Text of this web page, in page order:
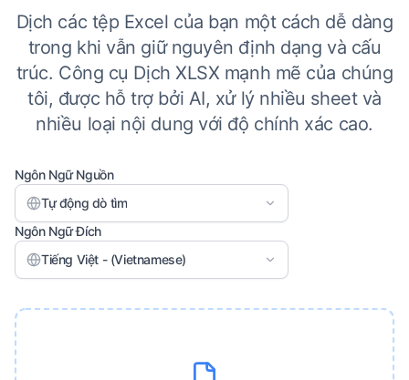
Dịch các tệp Excel của bạn một cách dễ dàng
trong khi vẫn giữ nguyên định dạng và cấu
trúc. Công cụ Dịch XLSX mạnh mẽ của chúng
tôi, được hỗ trợ bởi AI, xử lý nhiều sheet và
nhiều loại nội dung với độ chính xác cao.
Ngôn Ngữ Nguồn
Tự động dò tìm
Ngôn Ngữ Đích
Tiếng Việt - (Vietnamese)